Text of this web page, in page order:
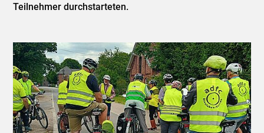
Teilnehmer durchstarteten.